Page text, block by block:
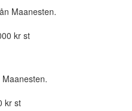
Maanesten.
kr st
kr st